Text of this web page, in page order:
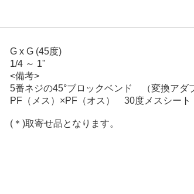
G x G (45度)
1/4 ～ 1"
<備考>
5番ネジの45°ブロックベンド （変換アダ
PF（メス）×PF（オス） 30度メスシート
(＊)取寄せ品となります。